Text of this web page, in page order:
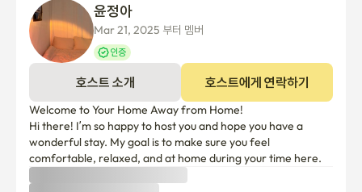
Mar 21, 2025 부터 멤버
인증
호스트 소개 호스트에게 연락하기
Welcome to Your Home Away from Home!
Hi there! I’m so happy to host you and hope you have a
wonderful stay. My goal is to make sure you feel
comfortable, relaxed, and at home during your time here.